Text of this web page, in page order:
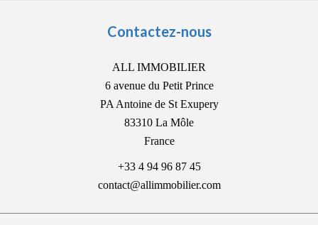
Contactez-nous
ALL IMMOBILIER
6 avenue du Petit Prince
PA Antoine de St Exupery
83310 La Môle
France
+33 4 94 96 87 45
contact@allimmobilier.com